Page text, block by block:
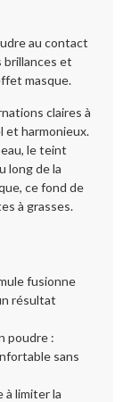
au contact
brillances et
masque.
claires à
et harmonieux.
le teint
long de la
ce fond de
à grasses.
fusionne
résultat
poudre :
sans
à limiter la